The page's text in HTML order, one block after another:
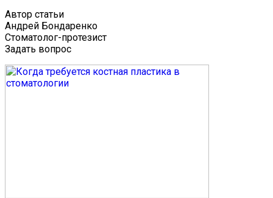
Автор статьи
Андрей Бондаренко
Стоматолог-протезист
Задать вопрос